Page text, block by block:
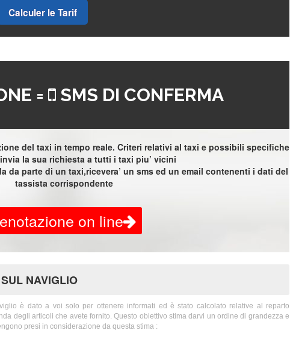
Calculer le Tarif
= SMS DI CONFERMA
del taxi in tempo reale. Criteri relativi al taxi e possibili specifiche
la sua richiesta a tutti i taxi piu’ vicini
da parte di un taxi,ricevera’ un sms ed un email contenenti i dati del
tassista corrispondente
on line
NAVIGLIO
è dato a voi solo per ottenere informati ed è stato calcolato relative al reparto
degli articoli che avete fornito. Questo obiettivo stima darvi un ordine di grandezza e
presi in considerazione da questa stima :